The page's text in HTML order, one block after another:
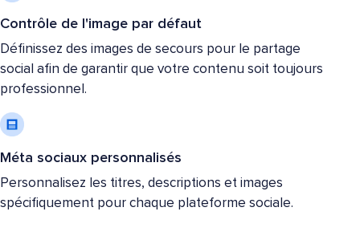
Contrôle de l'image par défaut
Définissez des images de secours pour le partage
social afin de garantir que votre contenu soit toujours
professionnel.
Méta sociaux personnalisés
Personnalisez les titres, descriptions et images
spécifiquement pour chaque plateforme sociale.